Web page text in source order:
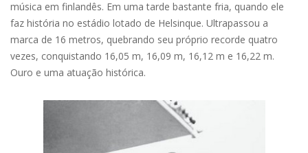
música em finlandês. Em uma tarde bastante fria, quando ele
faz história no estádio lotado de Helsinque. Ultrapassou a
marca de 16 metros, quebrando seu próprio recorde quatro
vezes, conquistando 16,05 m, 16,09 m, 16,12 m e 16,22 m.
Ouro e uma atuação histórica.